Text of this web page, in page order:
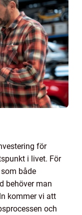
för
i livet. För
både
behöver man
kommer vi att
och